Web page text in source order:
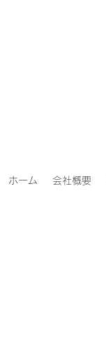
ホーム 会社概要